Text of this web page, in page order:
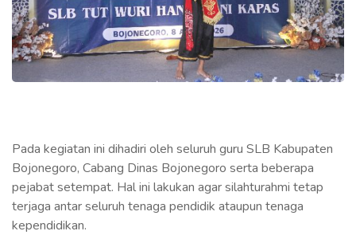
Pada kegiatan ini dihadiri oleh seluruh guru SLB Kabupaten
Bojonegoro, Cabang Dinas Bojonegoro serta beberapa
pejabat setempat. Hal ini lakukan agar silahturahmi tetap
terjaga antar seluruh tenaga pendidik ataupun tenaga
kependidikan.